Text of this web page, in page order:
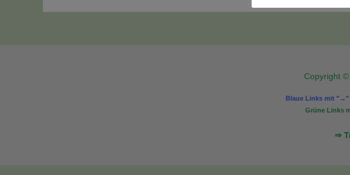
Copyright
Blaue Links mit "→"
Grüne Links
⇒